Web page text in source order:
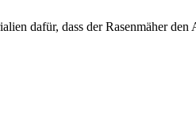
dafür, dass der Rasenmäher